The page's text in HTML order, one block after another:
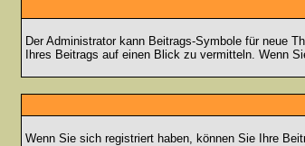
Der Administrator kann Beitrags-Symbole für neue
Ihres Beitrags auf einen Blick zu vermitteln. Wenn
Wenn Sie sich registriert haben, können Sie Ihre